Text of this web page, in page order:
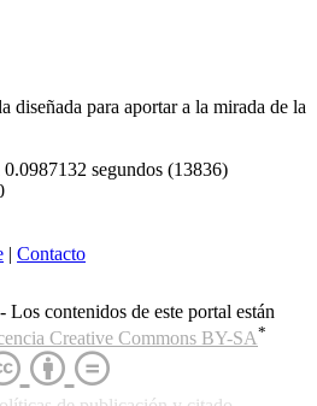
diseñada para aportar a la mirada de la
segundos (13836)
| Contacto
contenidos de este portal están
Creative Commons BY-SA*